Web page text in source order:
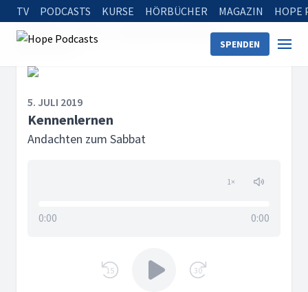
TV PODCASTS KURSE HÖRBÜCHER MAGAZIN HOPE
SPENDEN
Startseite
Andachten zum Sabbat
Kennenlernen
5. JULI 2019
Kennenlernen
Andachten zum Sabbat
1×
0:00 0:00
15 30